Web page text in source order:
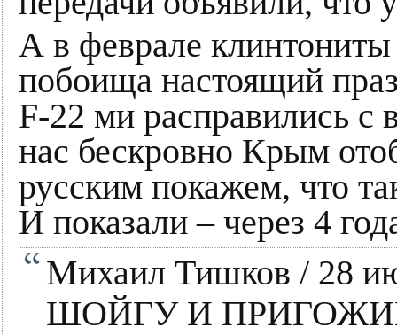
А в феврале
побоища настоящий
F-22 ми расправились
нас бескровно Крым
русским покажем, что
И показали – через 4
Михаил Тишков / 28
ШОЙГУ И